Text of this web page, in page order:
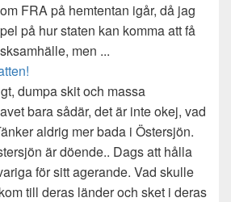
FRA på hemtentan igår, då jag
på hur staten kan komma att få
men ...
dumpa skit och massa
bara sådär, det är inte okej, vad
aldrig mer bada i Östersjön.
är döende.. Dags att hålla
för sitt agerande. Vad skulle
till deras länder och sket i deras